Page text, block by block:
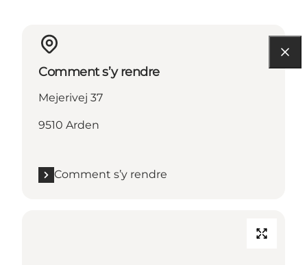
Comment s’y rendre
Mejerivej 37
9510 Arden
Comment s’y rendre